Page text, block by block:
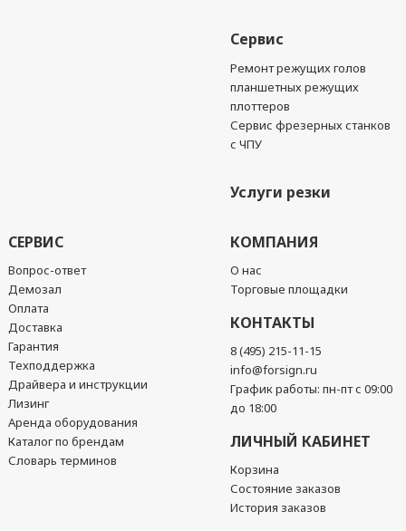
Сервис
Ремонт режущих голов
планшетных режущих
плоттеров
Сервис фрезерных станков
с ЧПУ
Услуги резки
СЕРВИС
Вопрос-ответ
Демозал
Оплата
Доставка
Гарантия
Техподдержка
Драйвера и инструкции
Лизинг
Аренда оборудования
Каталог по брендам
Словарь терминов
КОМПАНИЯ
О нас
Торговые площадки
КОНТАКТЫ
8 (495) 215-11-15
info@forsign.ru
График работы: пн-пт с 09:00
до 18:00
ЛИЧНЫЙ КАБИНЕТ
Корзина
Состояние заказов
История заказов